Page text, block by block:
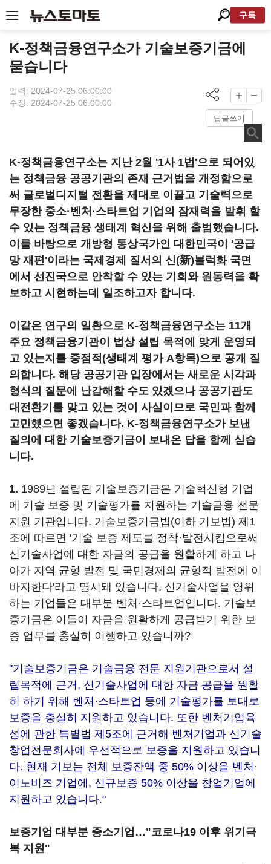
구독
K-정책금융연구소가 기술보증기금에
묻습니다
입력: 2024-07-25 06:00:00
수정: 2024-07-25 06:00:00
답글쓰기
K-정책금융연구소는 지난 2월 '1사 1법'으로 되어있
는 정책금융 공공기관의 존재 근거법을 개정함으로
써 글로벌디지털 전환을 제대로 이끌고 기술력으로
무장한 중소·벤처·스타트업 기업의 잠재력을 발휘 할
수 있는 정책금융 생태계 혁신을 위해 출범했습니다.
이를 바탕으로 개방형 통상국가인 대한민국이 '공급
망 재편'이라는 국제경제 질서의 신(新)블럭화 국면
에서 선진국으로 안착할 수 있는 기회와 원동력을 확
보하고 시현하는데 일조하고자 합니다.
이같은 연구의 일환으로 K-정책금융연구소는 11개
주요 정책금융기관이 법상 설립 목적에 맞게 운영되
고 있는지를 중점적(생태계 평가 A항목)으로 공개 질
의합니다. 해당 공공기관 입장에서는 새로운 시각과
형식의 질문에 난감해할 수도 있겠으나 공공기관도
대전환기를 맞고 있는 것이 사실이므로 국민과 함께
고민했으면 좋겠습니다. K-정책금융연구소가 보낸
질의에 대한 기술보증기금이 보내온 답을 함께 싣습
니다.
1. 1989년 설립된 기술보증기금은 기술혁신형 기업
에 기술 보증 및 기술평가를 지원하는 기술금융 전문
지원 기관입니다. 기술보증기금법(이하 기보법) 제1
조에 따르면 '기술 보증 제도를 정착·발전시킴으로써
신기술사업에 대한 자금의 공급을 원활하게 하고 나
아가 지역 균형 발전 및 국민경제의 균형적 발전에 이
바지한다'라고 명시돼 있습니다. 신기술사업을 영위
하는 기업들은 대부분 벤처·스타트업입니다. 기술보
증기금은 이들이 자금을 원활하게 공급받기 위한 보
증 업무를 충실히 이행하고 있습니까?
"기술보증기금은 기술금융 전문 지원기관으로서 설
립목적에 근거, 신기술사업에 대한 자금 공급을 원활
히 하기 위해 벤처·스타트업 등에 기술평가를 토대로
보증을 충실히 지원하고 있습니다. 또한 벤처기업육
성에 관한 특별법 제5조에 근거해 벤처기업과 신기술
창업전문회사에 우선적으로 보증을 지원하고 있습니
다. 현재 기보는 전체 보증잔액 중 50% 이상을 벤처·
이노비즈 기업에, 신규보증 50% 이상을 창업기업에
지원하고 있습니다."
보증기업 대부분 중소기업…"코로나19 이후 위기극
복 지원"